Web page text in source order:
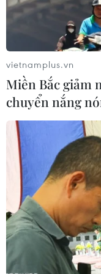
Điện Biên tiếp nối
trình tri ân các anh
liệt sỹ
07/08/2026 04:06
vietnamplus.vn
Miền Bắc giảm
chuyển nắng